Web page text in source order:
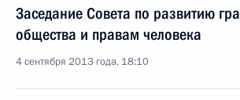
Заседание Совета по развитию
общества и правам человека
4 сентября 2013 года, 18:10